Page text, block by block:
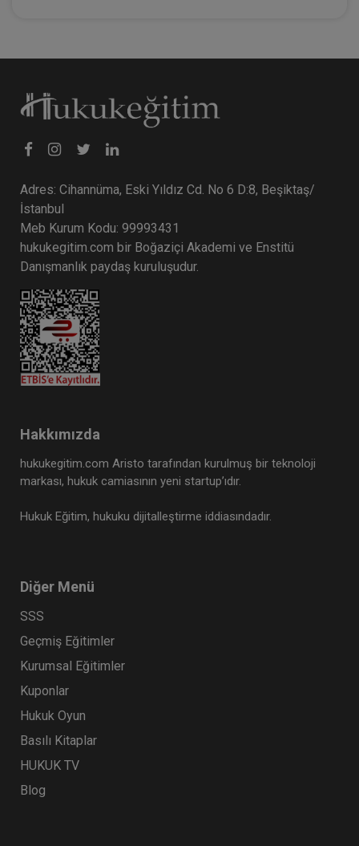
Adres: Cihannüma, Eski Yıldız Cd. No 6 D:8, Beşiktaş/
İstanbul
Meb Kurum Kodu: 99993431
hukukegitim.com bir Boğaziçi Akademi ve Enstitü
Danışmanlık paydaş kuruluşudur.
Hakkımızda
hukukegitim.com Aristo tarafından kurulmuş bir teknoloji
markası, hukuk camiasının yeni startup’ıdır.
Hukuk Eğitim, hukuku dijitalleştirme iddiasındadır.
Diğer Menü
SSS
Geçmiş Eğitimler
Kurumsal Eğitimler
Kuponlar
Hukuk Oyun
Basılı Kitaplar
HUKUK TV
Blog